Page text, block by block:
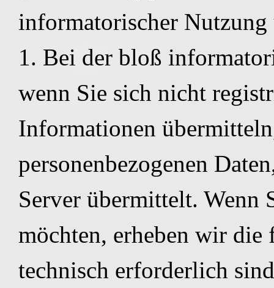
informatorischer
1. Bei der bloß
wenn Sie sich nicht
Informationen
personenbezogenen
Server übermittelt. Wenn
möchten, erheben wir
technisch erforderlich